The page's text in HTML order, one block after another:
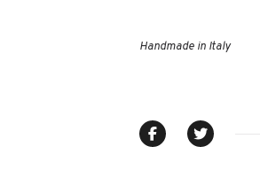
Handmade in Italy